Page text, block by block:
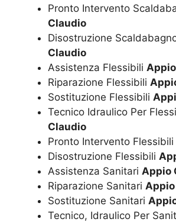
Pronto Intervento
Claudio
Disostruzione
Claudio
Assistenza Flessibili
Riparazione Flessibili
Sostituzione Flessibili
Tecnico Idraulico Per
Claudio
Pronto Intervento Flessibili
Disostruzione Flessibili
Assistenza Sanitari Appio
Riparazione Sanitari
Sostituzione Sanitari
Tecnico, Idraulico Per